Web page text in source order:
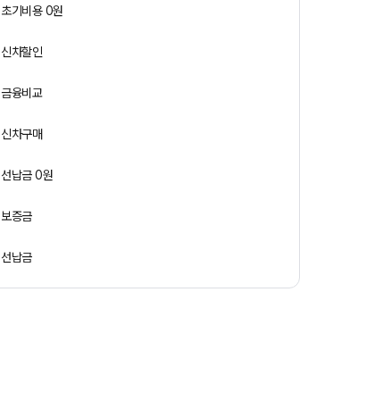
초기비용 0원
신차할인
금융비교
신차구매
선납금 0원
보증금
선납금